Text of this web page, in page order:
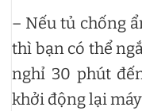
– Nếu tủ chống
thì bạn có thể
nghỉ 30 phút
khởi động lại